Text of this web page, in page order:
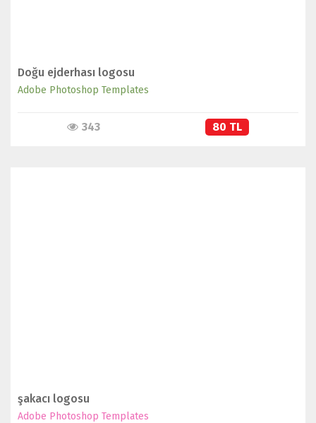
Doğu ejderhası logosu
Adobe Photoshop Templates
343 80 TL
şakacı logosu
Adobe Photoshop Templates